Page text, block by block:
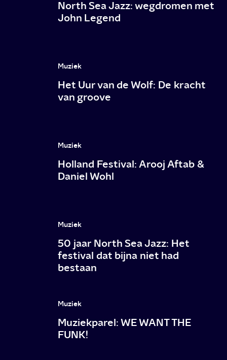
North Sea Jazz: wegdromen met
John Legend
Muziek
Het Uur van de Wolf: De kracht
van groove
Muziek
Holland Festival: Arooj Aftab &
Daniel Wohl
Muziek
50 jaar North Sea Jazz: Het
festival dat bijna niet had
bestaan
Muziek
Muziekparel: WE WANT THE
FUNK!